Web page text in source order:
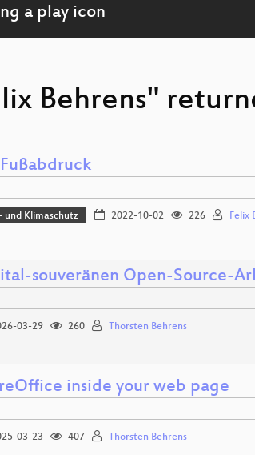
Behrens"
und Klimaschutz 2022-10-02 226 Felix
souveränen Open-Source-
03-29 260 Thorsten Behrens
inside your web page
03-23 407 Thorsten Behrens